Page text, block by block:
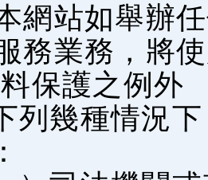
網站如舉辦
務業務，將
保護之例外
列幾種情況